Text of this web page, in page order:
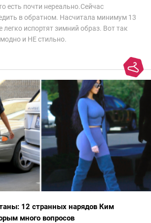
есть почти нереально.Сейчас
в обратном. Насчитала минимум 13
легко испортят зимний образ. Вот так
и НЕ стильно.
12 странных нарядов Ким
много вопросов